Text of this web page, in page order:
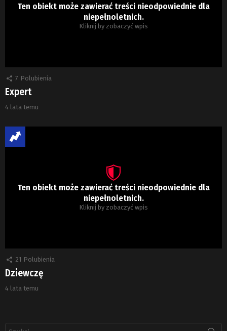
Ten obiekt może zawierać treści nieodpowiednie dla
niepełnoletnich.
Kliknij by zobaczyć wpis
7 Polubienia
Expert
4 lata temu
Ten obiekt może zawierać treści nieodpowiednie dla
niepełnoletnich.
Kliknij by zobaczyć wpis
21 Polubienia
Dziewczę
4 lata temu